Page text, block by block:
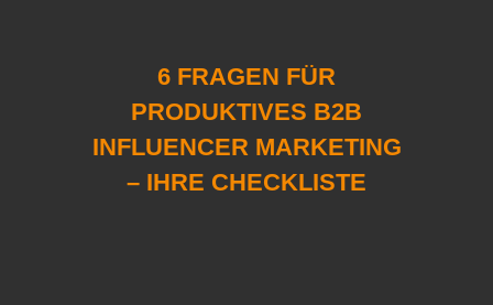
6 FRAGEN FÜR
PRODUKTIVES B2B
INFLUENCER MARKETING
– IHRE CHECKLISTE